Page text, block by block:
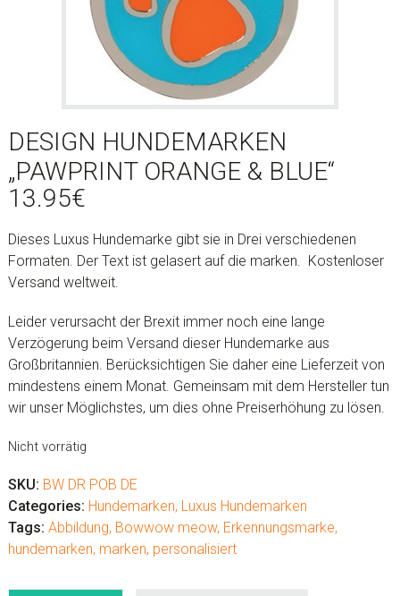
DESIGN HUNDEMARKEN
„PAWPRINT ORANGE & BLUE“
13.95€
Dieses Luxus Hundemarke gibt sie in Drei verschiedenen
Formaten. Der Text ist gelasert auf die marken. Kostenloser
Versand weltweit.
Leider verursacht der Brexit immer noch eine lange
Verzögerung beim Versand dieser Hundemarke aus
Großbritannien. Berücksichtigen Sie daher eine Lieferzeit von
mindestens einem Monat. Gemeinsam mit dem Hersteller tun
wir unser Möglichstes, um dies ohne Preiserhöhung zu lösen.
Nicht vorrätig
SKU: BW DR POB DE
Categories: Hundemarken, Luxus Hundemarken
Tags: Abbildung, Bowwow meow, Erkennungsmarke,
hundemarken, marken, personalisiert